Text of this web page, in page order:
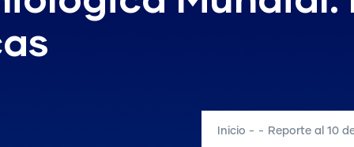
Inicio - - Reporte al 10